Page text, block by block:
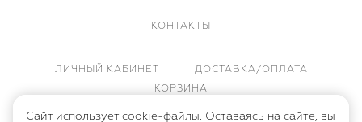
КОНТАКТЫ
ЛИЧНЫЙ КАБИНЕТ
ДОСТАВКА/ОПЛАТА
КОРЗИНА
Сайт использует cookie-файлы. Оставаясь на сайте, вы